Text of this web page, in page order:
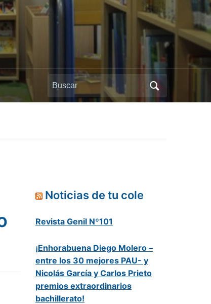
Buscar:
Noticias de tu cole
Revista Genil Nº101
¡Enhorabuena Diego Molero –
entre los 30 mejores PAU- y
Nicolás García y Carlos Prieto
premios extraordinarios
bachillerato!